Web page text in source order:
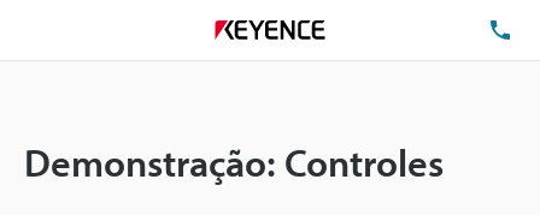
Demonstração: Controles